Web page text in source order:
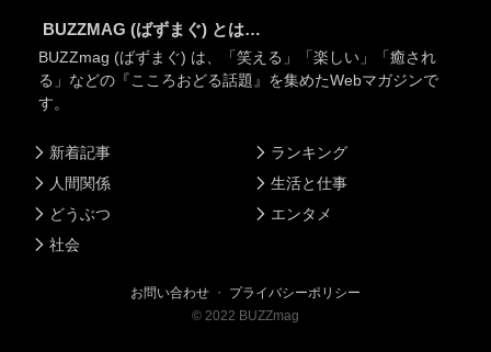
BUZZMAG (ばずまぐ) とは…
BUZZmag (ばずまぐ) は、「笑える」「楽しい」「癒され
る」などの『こころおどる話題』を集めたWebマガジンで
す。
新着記事
人間関係
どうぶつ
社会
ランキング
生活と仕事
エンタメ
お問い合わせ ・ プライバシーポリシー
© 2022 BUZZmag